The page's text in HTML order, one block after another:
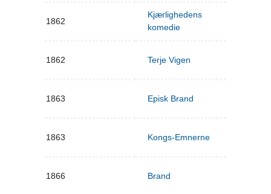
1862
Kjærlighedens
komedie
1862 Terje Vigen
1863 Episk Brand
1863 Kongs-Emnerne
1866 Brand